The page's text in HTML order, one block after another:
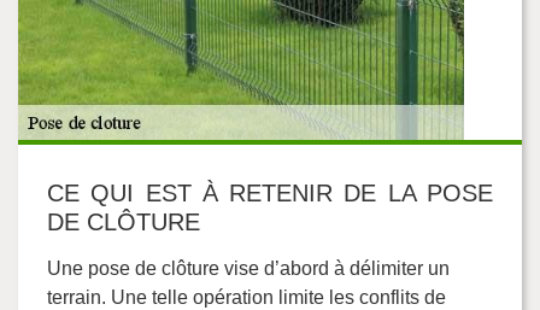
CE QUI EST À RETENIR DE LA POSE
DE CLÔTURE
Une pose de clôture vise d’abord à délimiter un
terrain. Une telle opération limite les conflits de